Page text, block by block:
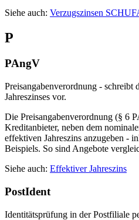
Siehe auch: Verzugszinsen
P
PAngV
Preisangabenverordnung - schreibt
Jahreszinses vor.
Die Preisangabenverordnung (§ 6
Kreditanbieter, neben dem
effektiven Jahreszins anzugeben -
Beispiels. So sind Angebote
Siehe auch: Effektiver Jahreszins
PostIdent
Identitätsprüfung in der Postfiliale